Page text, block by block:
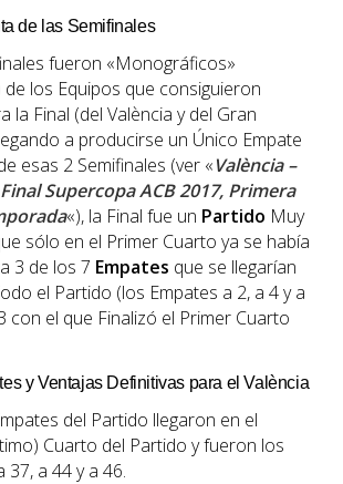
de las Semifinales
fueron «Monográficos»
los Equipos que consiguieron
la Final (del València y del Gran
a producirse un Único Empate
esas 2 Semifinales (ver «València –
Supercopa ACB 2017, Primera
«), la Final fue un Partido Muy
sólo en el Primer Cuarto ya se había
3 de los 7 Empates que se llegarían
el Partido (los Empates a 2, a 4 y a
con el que Finalizó el Primer Cuarto
y Ventajas Definitivas para el València
del Partido llegaron en el
Cuarto del Partido y fueron los
37, a 44 y a 46.